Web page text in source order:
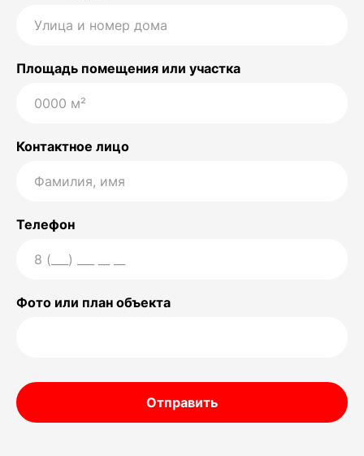
Площадь помещения или участка
Контактное лицо
Телефон
Фото или план объекта
Отправить